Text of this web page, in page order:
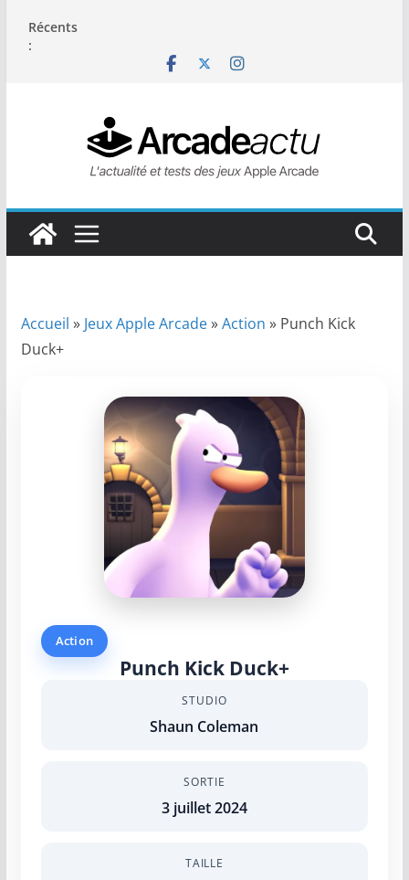
Récents
:
Accueil » Jeux Apple Arcade»Action » Punch Kick
Duck+
Action
Punch Kick Duck+
STUDIO
Shaun Coleman
SORTIE
3 juillet 2024
TAILLE